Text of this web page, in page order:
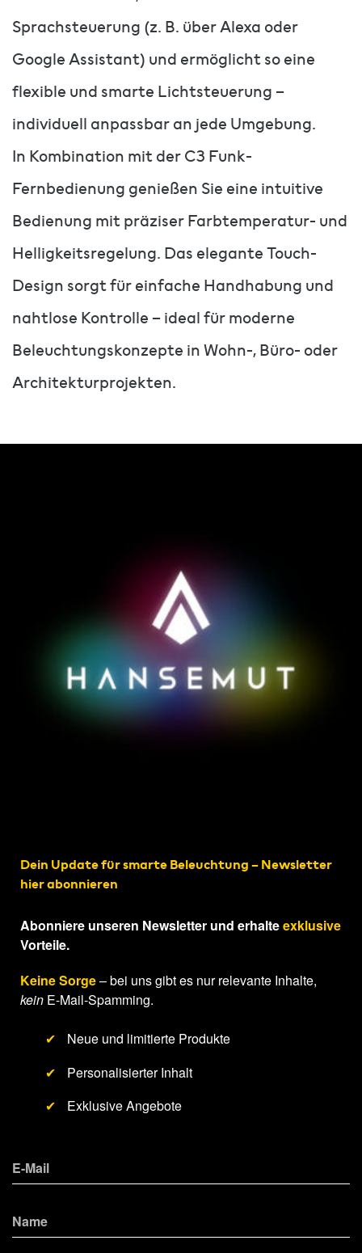
Sprachsteuerung (z. B. über Alexa oder
Google Assistant) und ermöglicht so eine
flexible und smarte Lichtsteuerung –
individuell anpassbar an jede Umgebung.
In Kombination mit der C3 Funk-
Fernbedienung genießen Sie eine intuitive
Bedienung mit präziser Farbtemperatur- und
Helligkeitsregelung. Das elegante Touch-
Design sorgt für einfache Handhabung und
nahtlose Kontrolle – ideal für moderne
Beleuchtungskonzepte in Wohn-, Büro- oder
Architekturprojekten.
Dein Update für smarte Beleuchtung – Newsletter
hier abonnieren
Abonniere unseren Newsletter und erhalteexklusive
Vorteile.
Keine Sorge– bei uns gibt es nur relevante Inhalte,
kein E-Mail-Spamming.
✔
Neue und limitierte Produkte
✔
Personalisierter Inhalt
✔
Exklusive Angebote